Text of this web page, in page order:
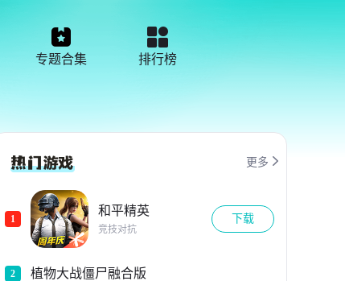
专题合集 排行榜
更多 
1
和平精英
竞技对抗
下载
2 植物大战僵尸融合版